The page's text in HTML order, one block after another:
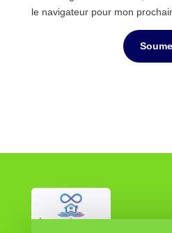
le navigateur pour mon